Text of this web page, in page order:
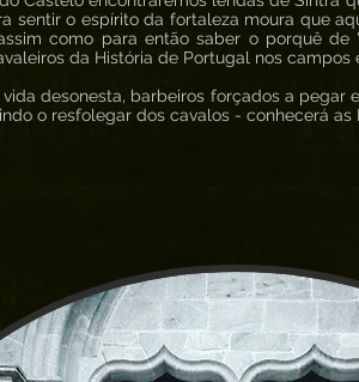
sentir o espírito da fortaleza moura que
como para então saber o porquê de
da História de Portugal nos
desonesta, barbeiros forçados a pegar
o resfolegar dos cavalos - conhecerá as